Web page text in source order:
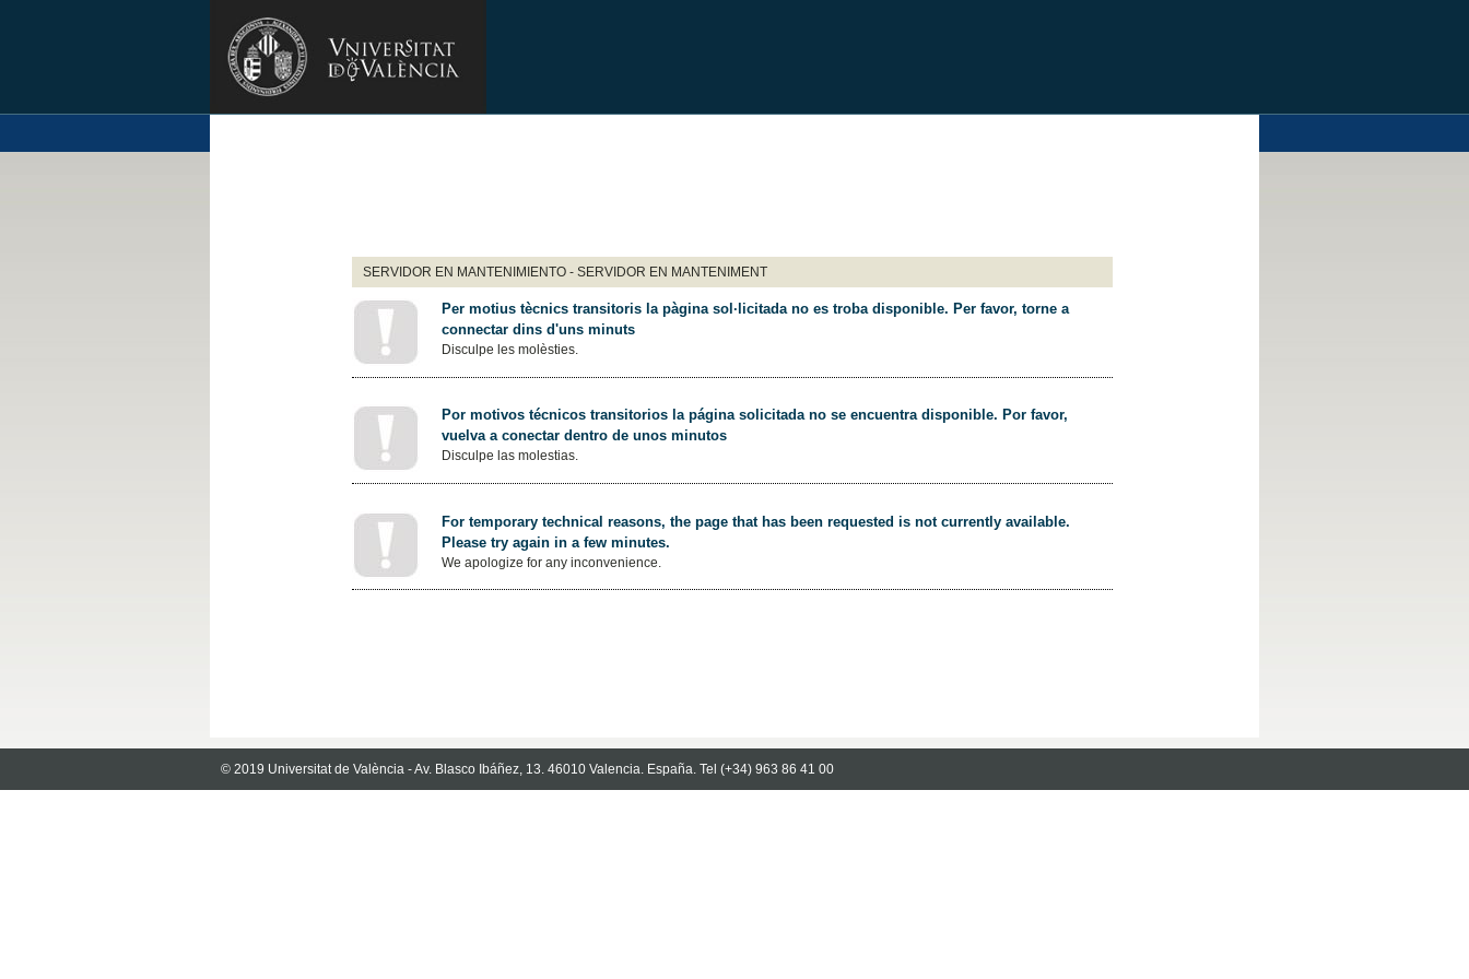
SERVIDOR EN MANTENIMIENTO - SERVIDOR EN MANTENIMENT
Per motius tècnics transitoris la pàgina sol·licitada no es troba disponible. Per favor, torne a
connectar dins d'uns minuts
Disculpe les molèsties.
Por motivos técnicos transitorios la página solicitada no se encuentra disponible. Por favor,
vuelva a conectar dentro de unos minutos
Disculpe las molestias.
For temporary technical reasons, the page that has been requested is not currently available.
Please try again in a few minutes.
We apologize for any inconvenience.
© 2019 Universitat de València - Av. Blasco Ibáñez, 13. 46010 Valencia. España. Tel (+34) 963 86 41 00